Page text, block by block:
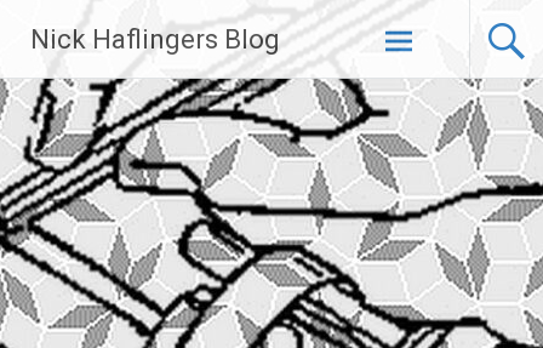
Inhalt
springen
Nick Haflingers Blog